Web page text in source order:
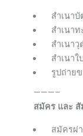
สำเนา
สำเนา
สำเนา
สำเนา
รูปถ่าย
———–
สมัคร และ
สมัครผ่